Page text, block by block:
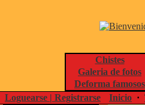
Chistes
Galeria de fotos
Deforma famosos
Loguearse | Registrarse
Inicio ·